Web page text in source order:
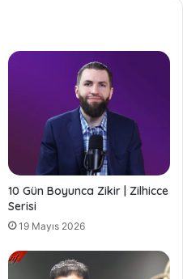
10 Gün Boyunca Zikir | Zilhicce
Serisi
19 Mayıs 2026